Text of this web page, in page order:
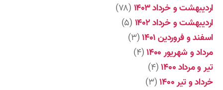
اردیبهشت و خرداد ۱۴۰۳
(۷۸)
اردیبهشت و خرداد ۱۴۰۲
(۵)
اسفند و فروردین ۱۴۰۱
(۳)
مرداد و شهریور ۱۴۰۰
(۴)
تیر و مرداد ۱۴۰۰
(۴)
خرداد و تیر ۱۴۰۰
(۳)